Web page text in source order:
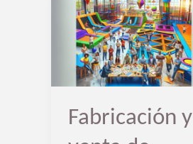
Fabricación y
Fabricación
venta
de
parks